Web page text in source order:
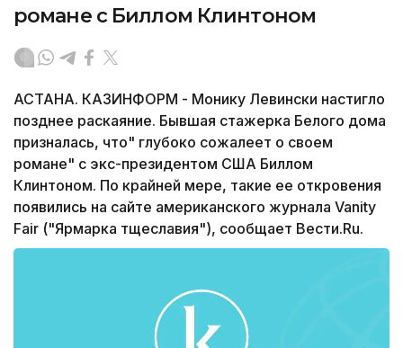
романе с Биллом Клинтоном
АСТАНА. КАЗИНФОРМ - Монику Левински настигло
позднее раскаяние. Бывшая стажерка Белого дома
призналась, что" глубоко сожалеет о своем
романе" с экс-президентом США Биллом
Клинтоном. По крайней мере, такие ее откровения
появились на сайте американского журнала Vanity
Fair ("Ярмарка тщеславия"), сообщает Вести.Ru.